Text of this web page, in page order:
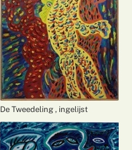
De Tweedeling , ingelijst